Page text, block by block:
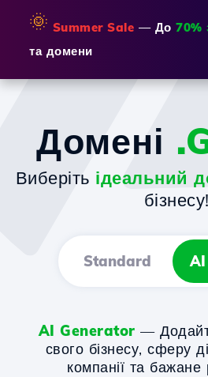
🌞 Summer Sale — До 70%
та домени
Домені
Виберіть ідеальний
бізнесу!
Standard AI
AI Generator —
свого бізнесу, сферу
компанії та